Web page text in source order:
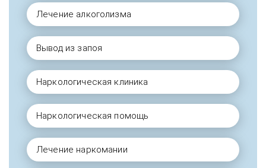
Лечение алкоголизма
Вывод из запоя
Наркологическая клиника
Наркологическая помощь
Лечение наркомании